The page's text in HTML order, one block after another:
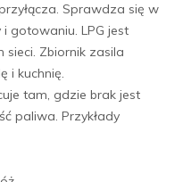
Sprawdza się w
gotowaniu. LPG jest
Zbiornik zasila
i kuchnię.
tam, gdzie brak jest
paliwa. Przykłady